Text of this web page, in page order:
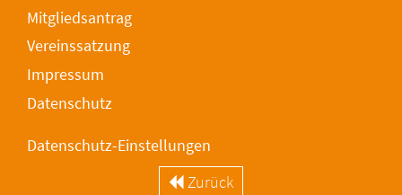
Zurück
Mitgliedsantrag
Vereinssatzung
Impressum
Datenschutz
Datenschutz-Einstellungen